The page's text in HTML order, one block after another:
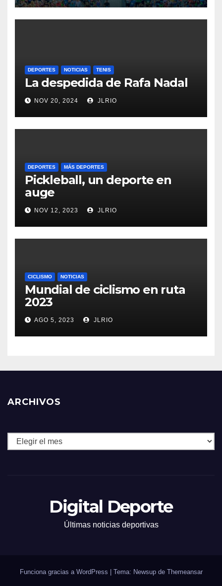
DEPORTES NOTICIAS TENIS
La despedida de Rafa Nadal
NOV 20, 2024 JLRIO
DEPORTES MÁS DEPORTES
Pickleball, un deporte en
auge
NOV 12, 2023 JLRIO
CICLISMO NOTICIAS
Mundial de ciclismo en ruta
2023
AGO 5, 2023 JLRIO
ARCHIVOS
Archivos
Digital Deporte
Últimas noticias deportivas
Funciona gracias a WordPress Tema: Newsup de Themeansar